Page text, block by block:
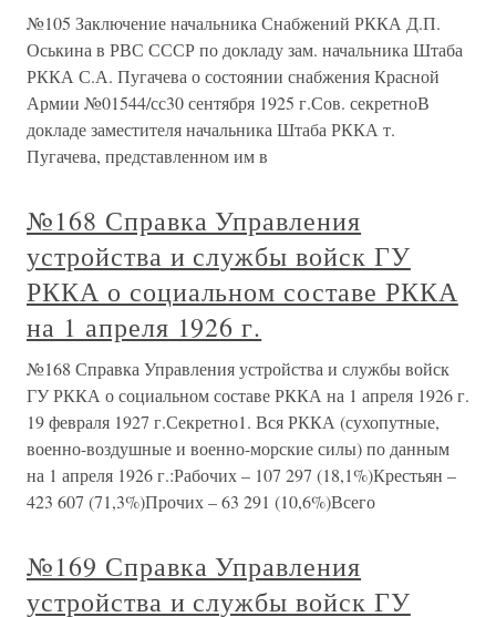
№105 Заключение начальника Снабжений РККА Д.П.
Оськина в РВС СССР по докладу зам. начальника Штаба
РККА С.А. Пугачева о состоянии снабжения Красной
Армии №01544/сс30 сентября 1925 г.Сов. секретноВ
докладе заместителя начальника Штаба РККА т.
Пугачева, представленном им в
№168 Справка Управления
устройства и службы войск ГУ
РККА о социальном составе РККА
на 1 апреля 1926 г.
№168 Справка Управления устройства и службы войск
ГУ РККА о социальном составе РККА на 1 апреля 1926 г.
19 февраля 1927 г.Секретно1. Вся РККА (сухопутные,
военно-воздушные и военно-морские силы) по данным
на 1 апреля 1926 г.:Рабочих – 107 297 (18,1%)Крестьян –
423 607 (71,3%)Прочих – 63 291 (10,6%)Всего
№169 Справка Управления
устройства и службы войск ГУ